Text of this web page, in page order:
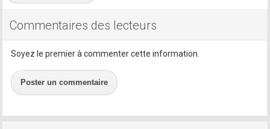
Commentaires des lecteurs
Soyez le premier à commenter cette information.
Poster un commentaire